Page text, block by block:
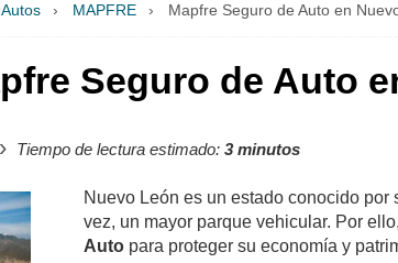
› MAPFRE › Mapfre Seguro de Auto en
Seguro de Auto
› Tiempo de lectura estimado: 3 minutos
Nuevo León es un estado conocido
vez, un mayor parque vehicular. Por
Autopara proteger su economía y